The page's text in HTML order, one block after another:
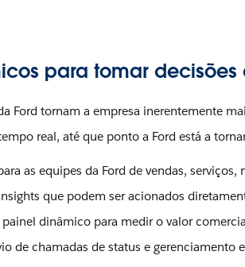
para tomar decisões
Ford tornam a empresa inerentemente
real, até que ponto a Ford está a
as equipes da Ford de vendas,
que podem ser acionados
dinâmico para medir o valor
de chamadas de status e gerenciamento